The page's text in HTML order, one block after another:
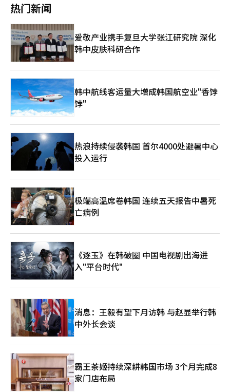
热门新闻
爱敬产业携手复旦大学张江研究院 深化
韩中皮肤科研合作
韩中航线客运量大增成韩国航空业"香饽
饽"
热浪持续侵袭韩国 首尔4000处避暑中心
投入运行
极端高温席卷韩国 连续五天报告中暑死
亡病例
《逐玉》在韩破圈 中国电视剧出海进
入"平台时代"
消息：王毅有望下月访韩 与赵显举行韩
中外长会谈
霸王茶姬持续深耕韩国市场 3个月完成8
家门店布局